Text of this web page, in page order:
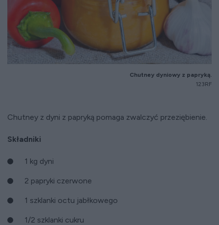
Chutney dyniowy z papryką.
123RF
Chutney z dyni z papryką pomaga zwalczyć przeziębienie.
Składniki
1 kg dyni
2 papryki czerwone
1 szklanki octu jabłkowego
1/2 szklanki cukru